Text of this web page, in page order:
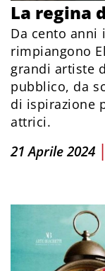
La regina
Da cento anni
rimpiangono
grandi artiste
pubblico, da
di ispirazione
attrici.
21 Aprile 2024 |